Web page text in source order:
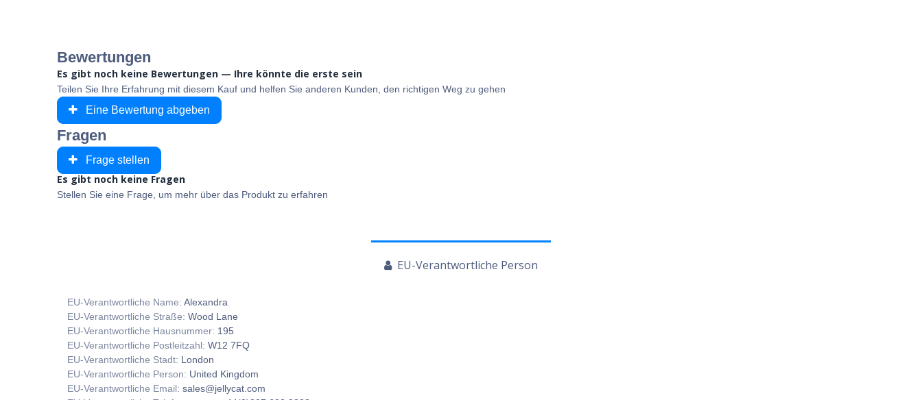
Bewertungen
Es gibt noch keine Bewertungen — Ihre könnte die erste sein
Teilen Sie Ihre Erfahrung mit diesem Kauf und helfen Sie anderen Kunden, den richtigen Weg zu gehen
Eine Bewertung abgeben
Fragen
Frage stellen
Es gibt noch keine Fragen
Stellen Sie eine Frage, um mehr über das Produkt zu erfahren
EU-Verantwortliche Person
EU-Verantwortliche Name: Alexandra
EU-Verantwortliche Straße: Wood Lane
EU-Verantwortliche Hausnummer: 195
EU-Verantwortliche Postleitzahl: W12 7FQ
EU-Verantwortliche Stadt: London
EU-Verantwortliche Person: United Kingdom
EU-Verantwortliche Email: sales@jellycat.com